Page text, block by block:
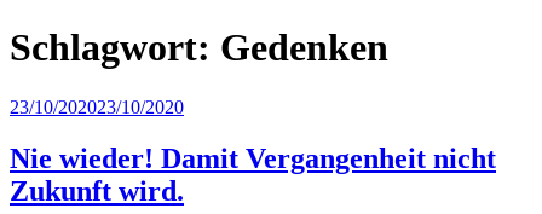
Schlagwort: Gedenken
Veröffentlicht
23/10/202023/10/2020
Nie wieder! Damit Vergangenheit nicht
Zukunft wird.